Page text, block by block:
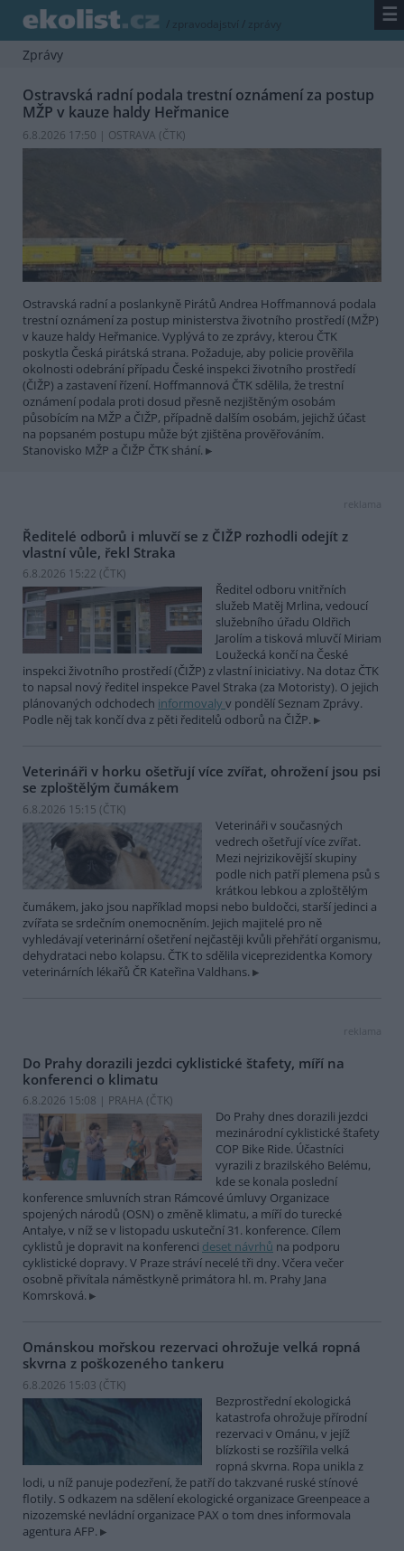
/ zpravodajství / zprávy ☰
Zprávy
Ostravská radní podala trestní oznámení za postup
MŽP v kauze haldy Heřmanice
6.8.2026 17:50 | OSTRAVA (ČTK)
Ostravská radní a poslankyně Pirátů Andrea Hoffmannová podala
trestní oznámení za postup ministerstva životního prostředí (MŽP)
v kauze haldy Heřmanice. Vyplývá to ze zprávy, kterou ČTK
poskytla Česká pirátská strana. Požaduje, aby policie prověřila
okolnosti odebrání případu České inspekci životního prostředí
(ČIŽP) a zastavení řízení. Hoffmannová ČTK sdělila, že trestní
oznámení podala proti dosud přesně nezjištěným osobám
působícím na MŽP a ČIŽP, případně dalším osobám, jejichž účast
na popsaném postupu může být zjištěna prověřováním.
Stanovisko MŽP a ČIŽP ČTK shání.
reklama
Ředitelé odborů i mluvčí se z ČIŽP rozhodli odejít z
vlastní vůle, řekl Straka
6.8.2026 15:22 (ČTK)
Ředitel odboru vnitřních
služeb Matěj Mrlina, vedoucí
služebního úřadu Oldřich
Jarolím a tisková mluvčí Miriam
Loužecká končí na České
inspekci životního prostředí (ČIŽP) z vlastní iniciativy. Na dotaz ČTK
to napsal nový ředitel inspekce Pavel Straka (za Motoristy). O jejich
plánovaných odchodech informovaly v pondělí Seznam Zprávy.
Podle něj tak končí dva z pěti ředitelů odborů na ČIŽP.
Veterináři v horku ošetřují více zvířat, ohrožení jsou psi
se zploštělým čumákem
6.8.2026 15:15 (ČTK)
Veterináři v současných
vedrech ošetřují více zvířat.
Mezi nejrizikovější skupiny
podle nich patří plemena psů s
krátkou lebkou a zploštělým
čumákem, jako jsou například mopsi nebo buldočci, starší jedinci a
zvířata se srdečním onemocněním. Jejich majitelé pro ně
vyhledávají veterinární ošetření nejčastěji kvůli přehřátí organismu,
dehydrataci nebo kolapsu. ČTK to sdělila viceprezidentka Komory
veterinárních lékařů ČR Kateřina Valdhans.
reklama
Do Prahy dorazili jezdci cyklistické štafety, míří na
konferenci o klimatu
6.8.2026 15:08 | PRAHA (ČTK)
Do Prahy dnes dorazili jezdci
mezinárodní cyklistické štafety
COP Bike Ride. Účastníci
vyrazili z brazilského Belému,
kde se konala poslední
konference smluvních stran Rámcové úmluvy Organizace
spojených národů (OSN) o změně klimatu, a míří do turecké
Antalye, v níž se v listopadu uskuteční 31. konference. Cílem
cyklistů je dopravit na konferenci deset návrhů na podporu
cyklistické dopravy. V Praze stráví necelé tři dny. Včera večer
osobně přivítala náměstkyně primátora hl. m. Prahy Jana
Komrsková.
Ománskou mořskou rezervaci ohrožuje velká ropná
skvrna z poškozeného tankeru
6.8.2026 15:03 (ČTK)
Bezprostřední ekologická
katastrofa ohrožuje přírodní
rezervaci v Ománu, v jejíž
blízkosti se rozšířila velká
ropná skvrna. Ropa unikla z
lodi, u níž panuje podezření, že patří do takzvané ruské stínové
flotily. S odkazem na sdělení ekologické organizace Greenpeace a
nizozemské nevládní organizace PAX o tom dnes informovala
agentura AFP.